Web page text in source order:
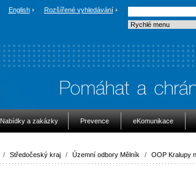
English Rozšířené vyhledávání
Nabídky a zakázky Prevence eKomunikace
/ Středočeský kraj / Územní odbory Mělník / OOP Kralupy